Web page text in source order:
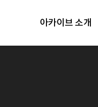
아카이브 소개